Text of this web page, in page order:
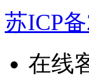
苏ICP
在线